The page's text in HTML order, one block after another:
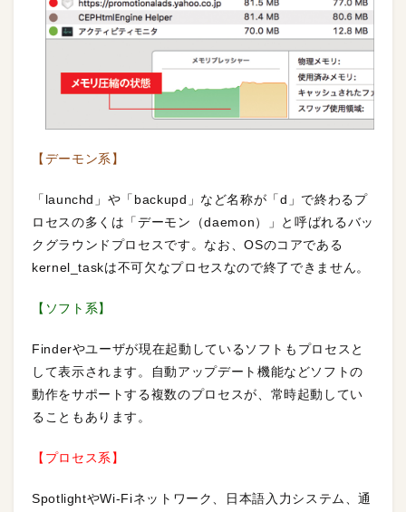
【デーモン系】
「launchd」や「backupd」など名称が「d」で終わるプ
ロセスの多くは「デーモン（daemon）」と呼ばれるバッ
クグラウンドプロセスです。なお、OSのコアである
kernel_taskは不可欠なプロセスなので終了できません。
【ソフト系】
Finderやユーザが現在起動しているソフトもプロセスと
して表示されます。自動アップデート機能などソフトの
動作をサポートする複数のプロセスが、常時起動してい
ることもあります。
【プロセス系】
SpotlightやWi-Fiネットワーク、日本語入力システム、通